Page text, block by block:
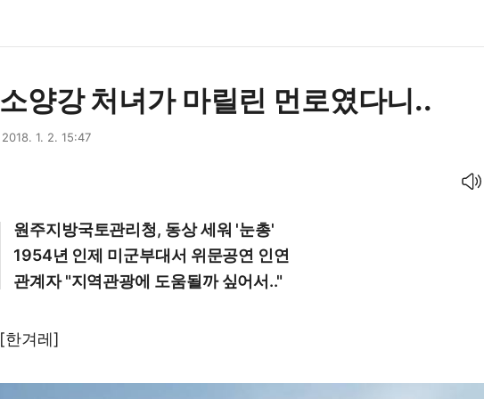
소양강 처녀가 마릴린 먼로였다니..
2018. 1. 2. 15:47
원주지방국토관리청, 동상 세워 '눈총'
1954년 인제 미군부대서 위문공연 인연
관계자 "지역관광에 도움될까 싶어서.."
[한겨레]